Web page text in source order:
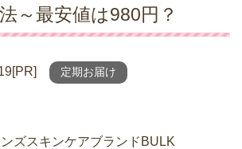
～最安値は980円？
定期お届け
ズスキンケアブランドBULK